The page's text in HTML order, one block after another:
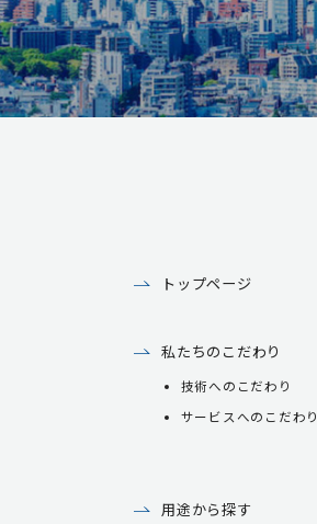
トップページ
私たちのこだわり
技術へのこだわり
サービスへのこだわり
用途から探す